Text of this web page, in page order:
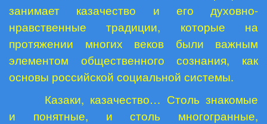
занимает казачество и его духовно-
нравственные традиции, которые на
протяжении многих веков были важным
элементом общественного сознания, как
основы российской социальной системы.
Казаки, казачество… Столь знакомые
и понятные, и столь многогранные,